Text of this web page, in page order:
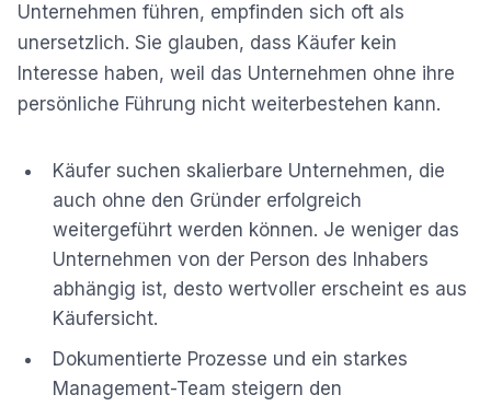
Unternehmen führen, empfinden sich oft als
unersetzlich. Sie glauben, dass Käufer kein
Interesse haben, weil das Unternehmen ohne ihre
persönliche Führung nicht weiterbestehen kann.
Käufer suchen skalierbare Unternehmen, die
auch ohne den Gründer erfolgreich
weitergeführt werden können. Je weniger das
Unternehmen von der Person des Inhabers
abhängig ist, desto wertvoller erscheint es aus
Käufersicht.
Dokumentierte Prozesse und ein starkes
Management-Team steigern den